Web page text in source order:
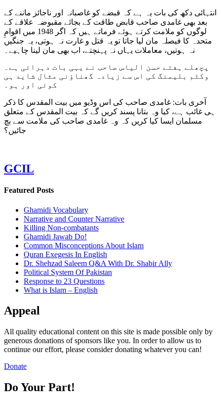
انتہائی دکھ کی بات یہ ہے کہ قبضے کو غاصبانہ اور ناجائز ماننے کے
بعد بھی غامدی صاحب قابض طاقت کے بجائے مقبوضہ علاقے کے
لوگوں کو ملامت کرتے ہوئے فرماتے ہیں کہ اگر 1948 میں اقوامِ
متحدہ کا فیصلہ مان لیا جاتا تو یہ قتل و غارت نہ ہوتی، یہ جنگیں
نہ ہوتیں، معاملات یہاں نہ پہنچتے، اب بھی مان لینا چاہیے۔
پچھلے ہفتے حسن الیاس صاحب نے یہی بات دہرائی ہے۔
وکٹم بلیمنگ کی اس سے زیادہ گھناؤنی مثال شاید ہی
کوئی اور ہو۔
آخری بات: غامدی صاحب کی اس وڈیو میں بیت المقدس کا ذکر
ہی غائب ہے، کیا وہ بتانا پسند کریں گے کہ بیت المقدس کے متعلق
مسلمان ایسا کیا کریں کہ وہ غامدی صاحب کی ملامت سے بچ
جائیں؟
GCIL
Featured Posts
Ghamidi Vocabulary
Narrative and Counter Narrative
Killing Non-combatants
Ghamidi Jawab Do!
Common Misconceptions About Islam
Quran Exegesis In English
Dr. Shehzad Saleem Q&A With Dr. Shabir Ally
Political System Of Pakistan
Response to 23 Questions
What is Islam – English
Appeal
All quality educational content on this site is made possible only by
generous donations of sponsors like you. In order to allow us to
continue our effort, please consider donating whatever you can!
Donate
Do Your Part!